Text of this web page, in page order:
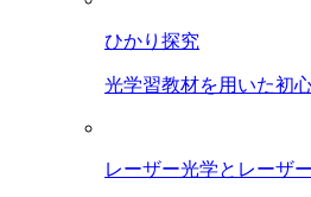
ひかり探究
光学習教材を用いた初
レーザー光学とレーザ